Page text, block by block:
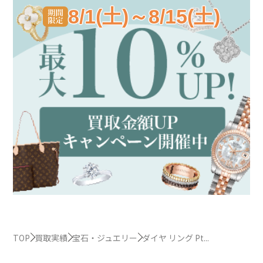
8/1(土)～8/15(土)
TOP 買取実績 宝石・ジュエリー ダイヤ リング Pt...